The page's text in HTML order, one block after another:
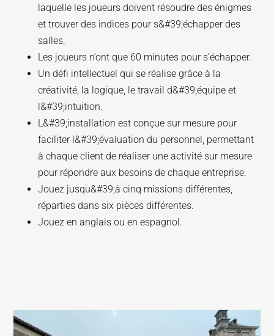
laquelle les joueurs doivent résoudre des énigmes
et trouver des indices pour s&#39;échapper des
salles.
Les joueurs n’ont que 60 minutes pour s’échapper.
Un défi intellectuel qui se réalise grâce à la
créativité, la logique, le travail d&#39;équipe et
l&#39;intuition.
L&#39;installation est conçue sur mesure pour
faciliter l&#39;évaluation du personnel, permettant
à chaque client de réaliser une activité sur mesure
pour répondre aux besoins de chaque entreprise.
Jouez jusqu&#39;à cinq missions différentes,
réparties dans six pièces différentes.
Jouez en anglais ou en espagnol.